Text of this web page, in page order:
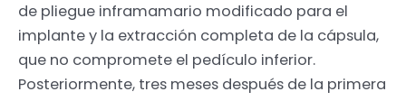
de pliegue inframamario modificado para el
implante y la extracción completa de la cápsula,
que no compromete el pedículo inferior.
Posteriormente, tres meses después de la primera